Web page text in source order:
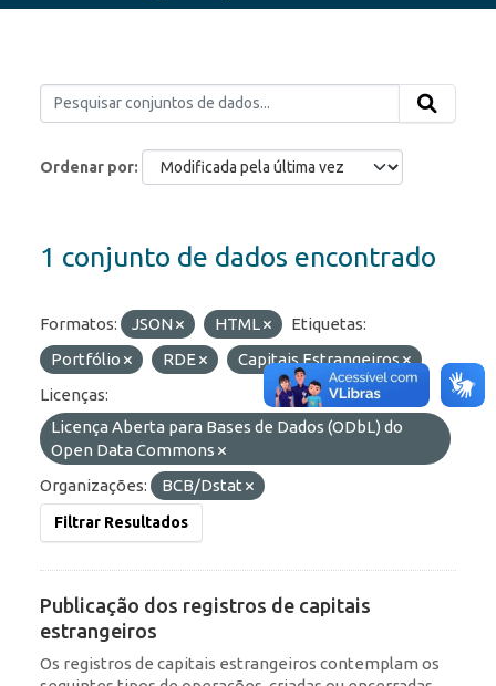
Ordenar por
1 conjunto de dados encontrado
Formatos: JSON HTML
Etiquetas:
Portfólio
RDE
Capitais Estrangeiros
Licenças:
Licença Aberta para Bases de Dados (ODbL) do
Open Data Commons
Organizações:
BCB/Dstat
Filtrar Resultados
Publicação dos registros de capitais
estrangeiros
Os registros de capitais estrangeiros contemplam os